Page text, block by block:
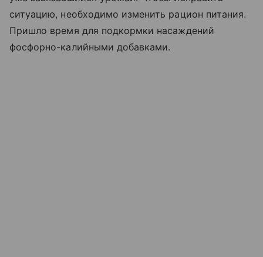
ситуацию, необходимо изменить рацион питания.
Пришло время для подкормки насаждений
фосфорно-калийными добавками.